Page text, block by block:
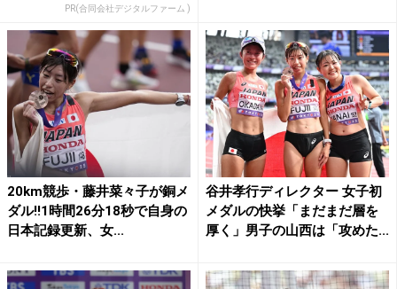
PR(合同会社デジタルファーム )
20km競歩・藤井菜々子が銅メ
ダル!!1時間26分18秒で自身の
日本記録更新、女...
谷井孝行ディレクター 女子初
メダルの快挙「まだまだ層を
厚く」男子の山西は「攻めた...